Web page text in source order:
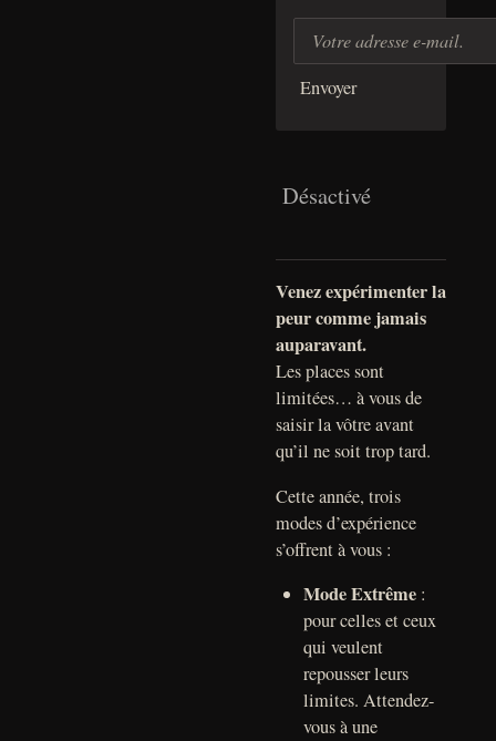
Envoyer
Désactivé
Venez expérimenter la
peur comme jamais
auparavant.
Les places sont
limitées… à vous de
saisir la vôtre avant
qu’il ne soit trop tard.
Cette année, trois
modes d’expérience
s’offrent à vous :
Mode Extrême:
pour celles et ceux
qui veulent
repousser leurs
limites. Attendez-
vous à une